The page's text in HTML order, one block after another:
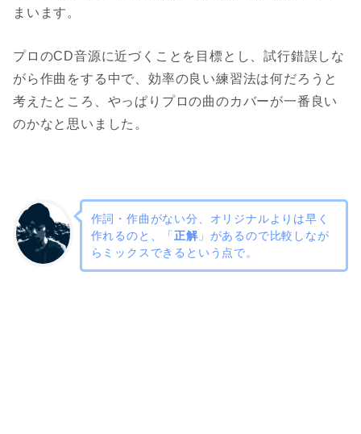
まいます。
プロのCD音源に近づくことを目標とし、試行錯誤しな
がら作曲をする中で、効率の良い練習法は何だろうと
考えたところ、やっぱりプロの曲のカバーが一番良い
のかなと思いました。
作詞・作曲がない分、オリジナルよりは早く
作れるのと、「正解」があるので比較しなが
らミックスできるという点で。